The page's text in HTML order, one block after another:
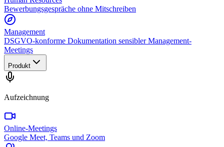
Bewerbungsgespräche ohne Mitschreiben
Management
DSGVO-konforme Dokumentation sensibler Management-
Meetings
Produkt
Aufzeichnung
Online-Meetings
Google Meet, Teams und Zoom